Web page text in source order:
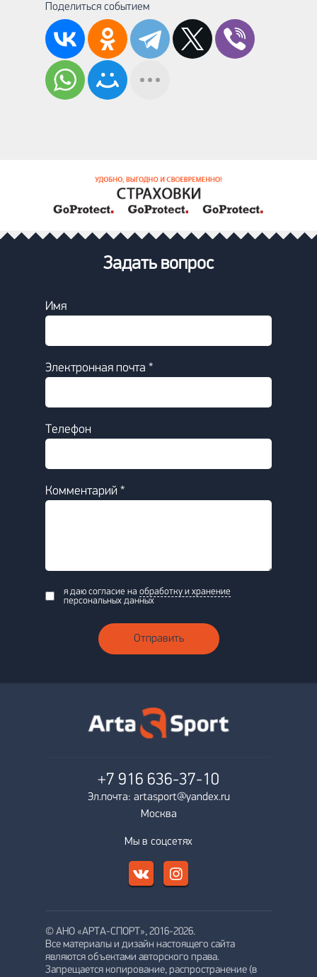
Поделиться событием
Задать вопрос
Имя
Электронная почта *
Телефон
Комментарий *
я даю согласие на обработку и хранение
персональных данных
Отправить
+7 916 636-37-10
Эл.почта: artasport@yandex.ru
Москва
Мы в соцсетях
© АНО «АРТА-СПОРТ», 2016-2026.
Все материалы и дизайн настоящего сайта
являются объектами авторского права.
Запрещается копирование, распространение (в